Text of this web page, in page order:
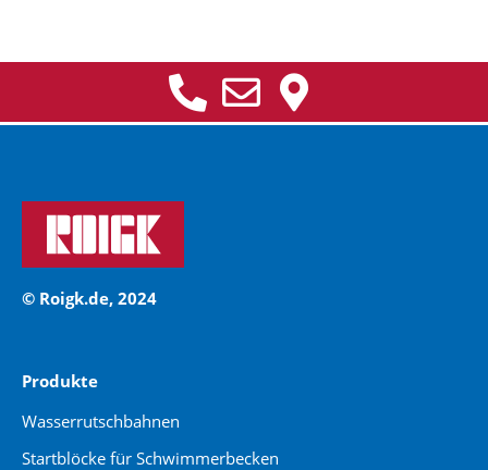
© Roigk.de, 2024
Produkte
Wasserrutschbahnen
Startblöcke für Schwimmerbecken